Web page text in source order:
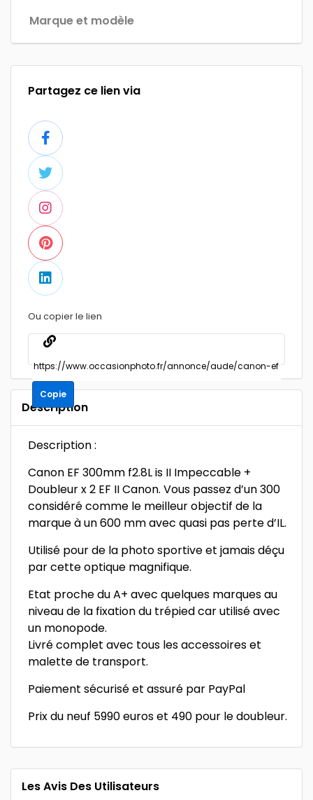
Marque et modèle
Partagez ce lien via
Ou copier le lien
Copie
Description
Description :
Canon EF 300mm f2.8L is II Impeccable +
Doubleur x 2 EF II Canon. Vous passez d’un 300
considéré comme le meilleur objectif de la
marque à un 600 mm avec quasi pas perte d’IL.
Utilisé pour de la photo sportive et jamais déçu
par cette optique magnifique.
Etat proche du A+ avec quelques marques au
niveau de la fixation du trépied car utilisé avec
un monopode.
Livré complet avec tous les accessoires et
malette de transport.
Paiement sécurisé et assuré par PayPal
Prix du neuf 5990 euros et 490 pour le doubleur.
Les Avis Des Utilisateurs